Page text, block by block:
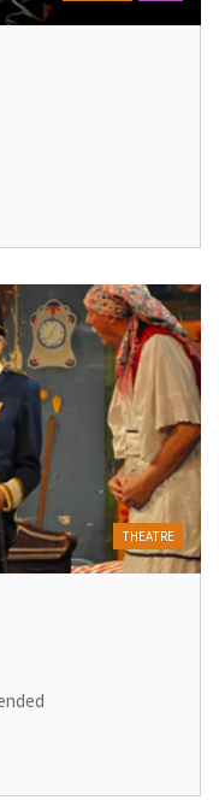
THEATRE